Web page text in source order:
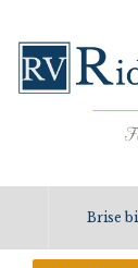
Brise